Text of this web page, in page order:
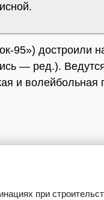
95») достроили
— ред.).
и
при